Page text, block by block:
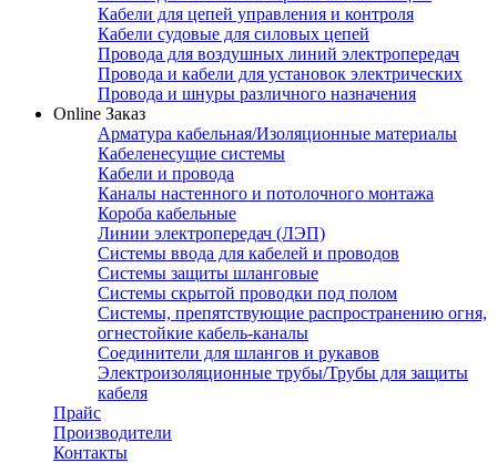
Кабели для цепей управления и контроля
Кабели судовые для силовых цепей
Провода для воздушных линий электропередач
Провода и кабели для установок электрических
Провода и шнуры различного назначения
Online Заказ
Арматура кабельная/Изоляционные материалы
Кабеленесущие системы
Кабели и провода
Каналы настенного и потолочного монтажа
Короба кабельные
Линии электропередач (ЛЭП)
Системы ввода для кабелей и проводов
Системы защиты шланговые
Системы скрытой проводки под полом
Системы, препятствующие распространению огня,
огнестойкие кабель-каналы
Соединители для шлангов и рукавов
Электроизоляционные трубы/Трубы для защиты
кабеля
Прайс
Производители
Контакты